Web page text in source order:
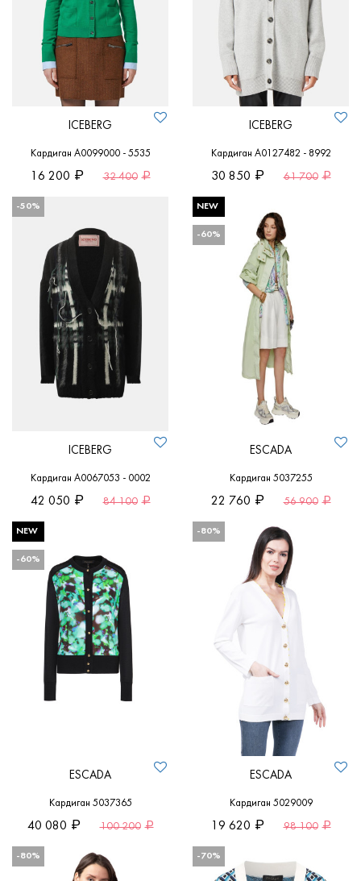
ICEBERG
Кардиган A0099000 - 5535
16 200 32 400
ICEBERG
Кардиган A0127482 - 8992
30 850 61 700
-50%
ICEBERG
Кардиган A0067053 - 0002
42 050 84 100
NEW
-60%
ESCADA
Кардиган 5037255
22 760 56 900
NEW
-60%
ESCADA
Кардиган 5037365
40 080 100 200
-80%
ESCADA
Кардиган 5029009
19 620 98 100
-80% -70%